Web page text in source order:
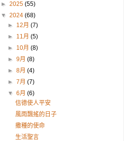
► 2025 (55)
▼ 2024 (68)
► 12月(7)
► 11月(5)
► 10月(8)
►9月(8)
►8月(4)
►7月(7)
▼6月(6)
信德使人平安
風雨飄搖的日子
撒種的使命
生活聖言